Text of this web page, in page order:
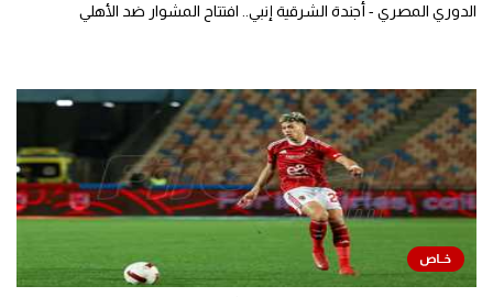
الدوري المصري - أجندة الشرقية إنبي.. افتتاح المشوار ضد الأهلي